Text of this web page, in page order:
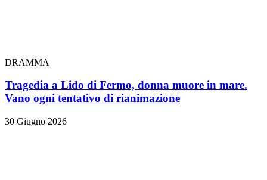
DRAMMA
Tragedia a Lido di Fermo, donna muore in mare.
Vano ogni tentativo di rianimazione
30 Giugno 2026